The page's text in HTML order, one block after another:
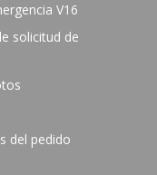
V16
solicitud de
del pedido